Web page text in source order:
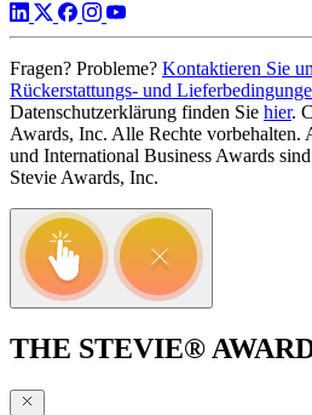
Fragen? Probleme? Kontaktieren Sie
Rückerstattungs- und
Datenschutzerklärung finden Sie hier.
Awards, Inc. Alle Rechte vorbehalten.
und International Business Awards
Stevie Awards, Inc.
THE STEVIE®